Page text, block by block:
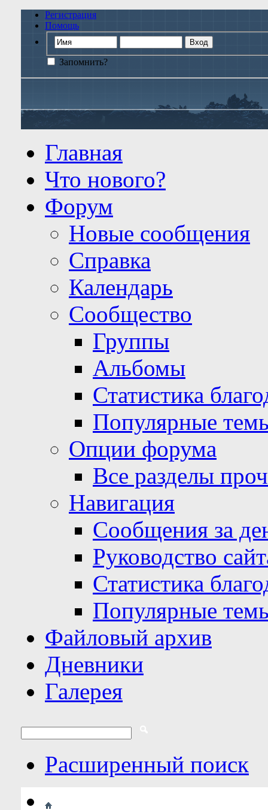
Регистрация
Помощь
Запомнить?
Главная
Что нового?
Форум
Новые сообщения
Справка
Календарь
Сообщество
Группы
Альбомы
Статистика
Популярные
Опции форума
Все разделы
Навигация
Сообщения за
Руководство
Статистика
Популярные
Файловый архив
Дневники
Галерея
Расширенный поиск